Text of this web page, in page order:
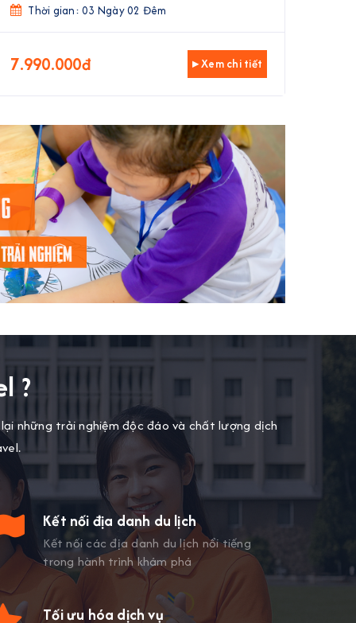
Thời gian: 03 Ngày 02 Đêm
7.990.000đ ▸ Xem chi tiết
?
những trải nghiệm độc đáo và chất lượng dịch
Kết nối địa danh du lịch
Kết nối các địa danh du lịch nổi tiếng
trong hành trình khám phá
Tối ưu hóa dịch vụ